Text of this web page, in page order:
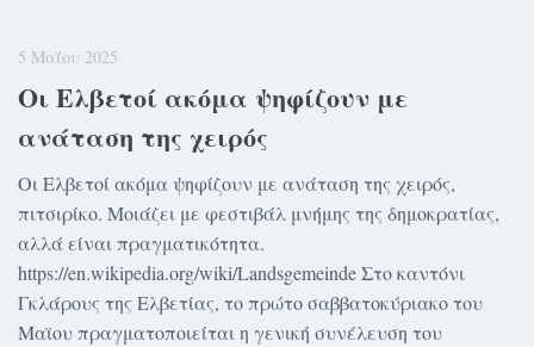
5 Μαΐου 2025
Οι Ελβετοί ακόμα ψηφίζουν με
ανάταση της χειρός
Οι Ελβετοί ακόμα ψηφίζουν με ανάταση της χειρός,
πιτσιρίκο. Μοιάζει με φεστιβάλ μνήμης της δημοκρατίας,
αλλά είναι πραγματικότητα.
https://en.wikipedia.org/wiki/Landsgemeinde Στο καντόνι
Γκλάρους της Ελβετίας, το πρώτο σαββατοκύριακο του
Μαϊου πραγματοποιείται η γενική συνέλευση του